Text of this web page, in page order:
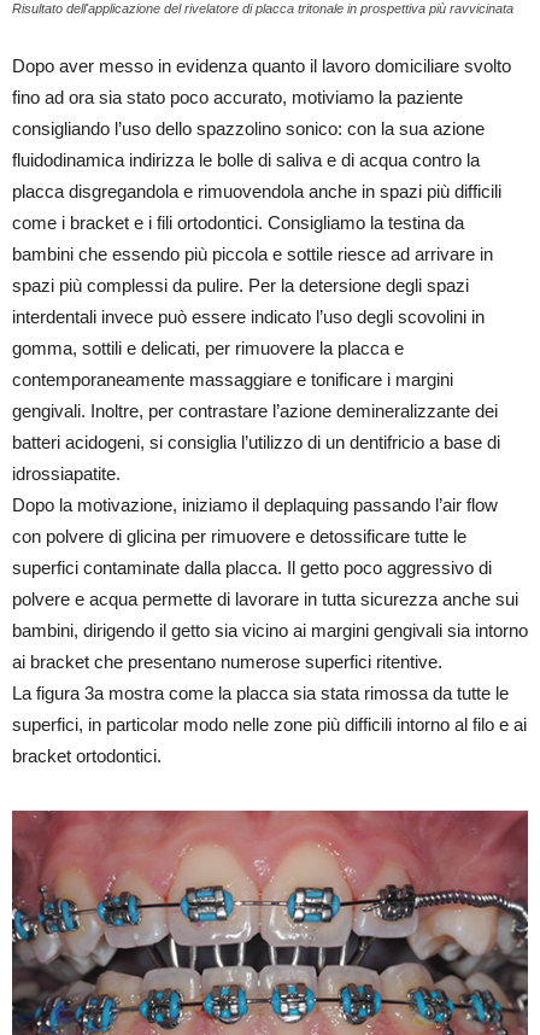
Risultato dell'applicazione del rivelatore di placca tritonale in prospettiva più ravvicinata
Dopo aver messo in evidenza quanto il lavoro domiciliare svolto
fino ad ora sia stato poco accurato, motiviamo la paziente
consigliando l’uso dello spazzolino sonico: con la sua azione
fluidodinamica indirizza le bolle di saliva e di acqua contro la
placca disgregandola e rimuovendola anche in spazi più difficili
come i bracket e i fili ortodontici. Consigliamo la testina da
bambini che essendo più piccola e sottile riesce ad arrivare in
spazi più complessi da pulire. Per la detersione degli spazi
interdentali invece può essere indicato l’uso degli scovolini in
gomma, sottili e delicati, per rimuovere la placca e
contemporaneamente massaggiare e tonificare i margini
gengivali. Inoltre, per contrastare l’azione demineralizzante dei
batteri acidogeni, si consiglia l’utilizzo di un dentifricio a base di
idrossiapatite.
Dopo la motivazione, iniziamo il deplaquing passando l’air flow
con polvere di glicina per rimuovere e detossificare tutte le
superfici contaminate dalla placca. Il getto poco aggressivo di
polvere e acqua permette di lavorare in tutta sicurezza anche sui
bambini, dirigendo il getto sia vicino ai margini gengivali sia intorno
ai bracket che presentano numerose superfici ritentive.
La figura 3a mostra come la placca sia stata rimossa da tutte le
superfici, in particolar modo nelle zone più difficili intorno al filo e ai
bracket ortodontici.